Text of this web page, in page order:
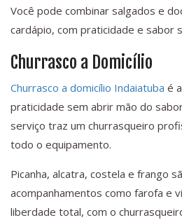
Você pode combinar salgados e
cardápio, com praticidade e sabor
Churrasco a Domicílio
Churrasco a domicílio Indaiatuba é
praticidade sem abrir mão do
serviço traz um churrasqueiro
todo o equipamento.
Picanha, alcatra, costela e frango
acompanhamentos como farofa e
liberdade total, com o